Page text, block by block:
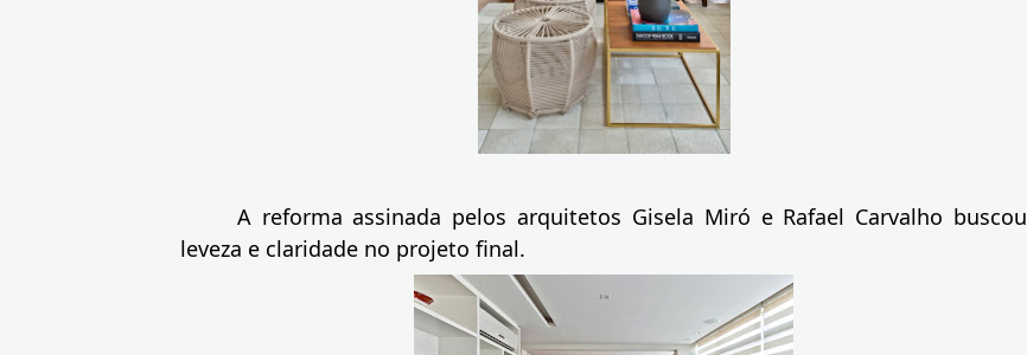
A reforma assinada pelos arquitetos Gisela Miró e Rafael Carvalho buscou
leveza e claridade no projeto final.